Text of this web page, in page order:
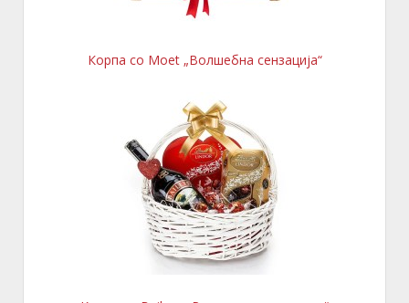
Корпа со Moet „Волшебна сензација“